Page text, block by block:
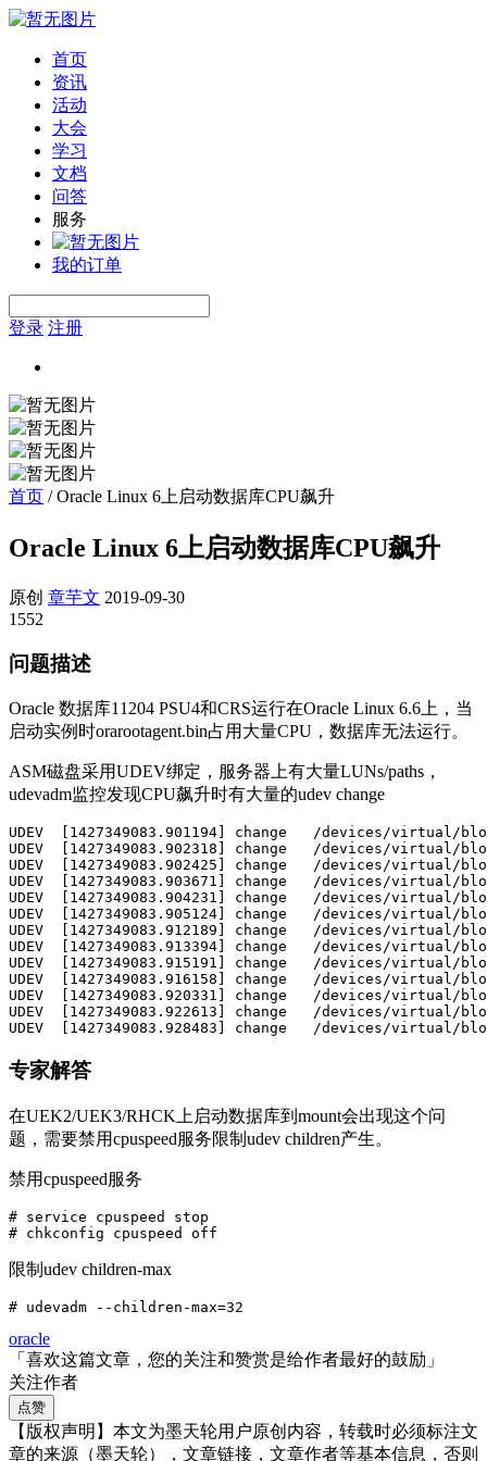
首页
资讯
活动
大会
学习
文档
问答
服务
我的订单
登录 注册
首页 /Oracle Linux 6上启动数据库CPU飙升
Oracle Linux 6上启动数据库CPU飙升
原创 章芋文 2019-09-30
1552
问题描述
Oracle 数据库11204 PSU4和CRS运行在Oracle Linux 6.6上，当
启动实例时orarootagent.bin占用大量CPU，数据库无法运行。
ASM磁盘采用UDEV绑定，服务器上有大量LUNs/paths，
udevadm监控发现CPU飙升时有大量的udev change
UDEV  [1427349083.901194] change   /devices/virtual/
UDEV  [1427349083.902318] change   /devices/virtual/
UDEV  [1427349083.902425] change   /devices/virtual/
UDEV  [1427349083.903671] change   /devices/virtual/
UDEV  [1427349083.904231] change   /devices/virtual/
UDEV  [1427349083.905124] change   /devices/virtual/
UDEV  [1427349083.912189] change   /devices/virtual/
UDEV  [1427349083.913394] change   /devices/virtual/
UDEV  [1427349083.915191] change   /devices/virtual/
UDEV  [1427349083.916158] change   /devices/virtual/
UDEV  [1427349083.920331] change   /devices/virtual/
UDEV  [1427349083.922613] change   /devices/virtual/
UDEV  [1427349083.928483] change   /devices/virtual/
专家解答
在UEK2/UEK3/RHCK上启动数据库到mount会出现这个问
题，需要禁用cpuspeed服务限制udev children产生。
禁用cpuspeed服务
# service cpuspeed stop
# chkconfig cpuspeed off
限制udev children-max
# udevadm --children-max=32
oracle
「喜欢这篇文章，您的关注和赞赏是给作者最好的鼓励」
关注作者
点赞
【版权声明】本文为墨天轮用户原创内容，转载时必须标注文
章的来源（墨天轮），文章链接，文章作者等基本信息，否则